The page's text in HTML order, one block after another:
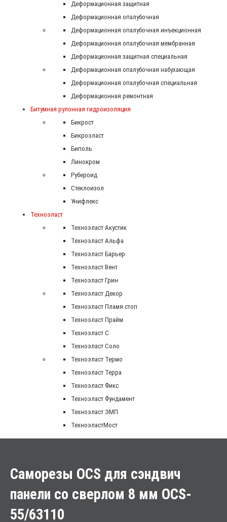
Деформационная защитная
Деформационная опалубочная
Деформационная опалубочная инъекционная
Деформационная опалубочная мембранная
Деформационная защитная специальная
Деформационная опалубочная набухающая
Деформационная опалубочная специальная
Деформационная ремонтная
Битумная рулонная гидроизоляция
Бикрост
Бикроэласт
Биполь
Линокром
Рубероид
Стеклоизол
Унифлекс
Техноэласт
Техноэласт Акустик
Техноэласт Альфа
Техноэласт Барьер
Техноэласт Вент
Техноэласт Грин
Техноэласт Декор
Техноэласт Пламя стоп
Техноэласт Прайм
Техноэласт С
Техноэласт Соло
Техноэласт Термо
Техноэласт Терра
Техноэласт Фикс
Техноэласт Фундамент
Техноэласт ЭМП
ТехноэластМост
Саморезы OCS для сэндвич
панели со сверлом 8 мм OCS-
55/63110